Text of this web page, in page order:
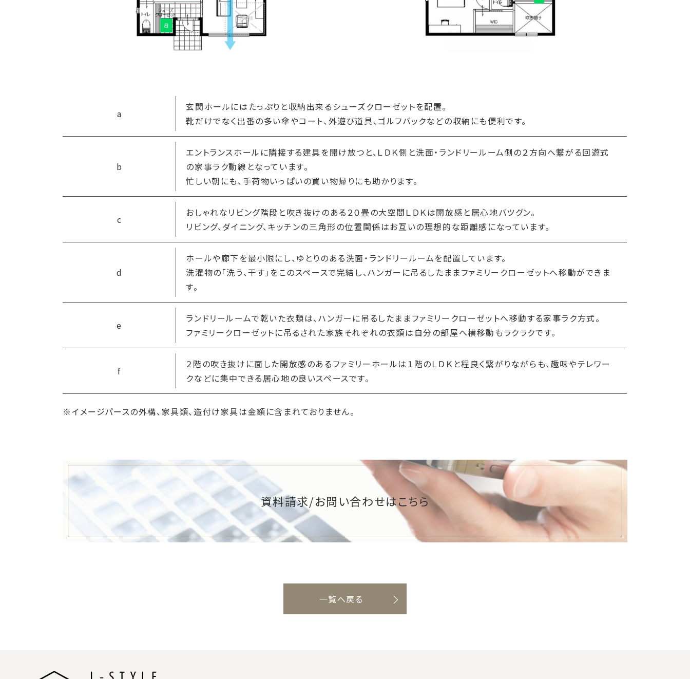
a
玄関ホールにはたっぷりと収納出来るシューズクローゼットを配置。
靴だけでなく出番の多い傘やコート、外遊び道具、ゴルフバックなどの収納にも便利です。
b
エントランスホールに隣接する建具を開け放つと、ＬＤＫ側と洗面・ランドリールーム側の２方向へ繋がる回遊式
の家事ラク動線となっています。
忙しい朝にも、手荷物いっぱいの買い物帰りにも助かります。
c
おしゃれなリビング階段と吹き抜けのある２０畳の大空間ＬＤＫは開放感と居心地バツグン。
リビング、ダイニング、キッチンの三角形の位置関係はお互いの理想的な距離感になっています。
d
ホールや廊下を最小限にし、ゆとりのある洗面・ランドリールームを配置しています。
洗濯物の「洗う、干す」をこのスペースで完結し、ハンガーに吊るしたままファミリークローゼットへ移動ができま
す。
e
ランドリールームで乾いた衣類は、ハンガーに吊るしたままファミリークローゼットへ移動する家事ラク方式。
ファミリークローゼットに吊るされた家族それぞれの衣類は自分の部屋へ横移動もラクラクです。
f
２階の吹き抜けに面した開放感のあるファミリーホールは１階のＬＤＫと程良く繋がりながらも、趣味やテレワー
クなどに集中できる居心地の良いスペースです。
※イメージパースの外構、家具類、造付け家具は金額に含まれておりません。
資料請求/お問い合わせはこちら
一覧へ戻る